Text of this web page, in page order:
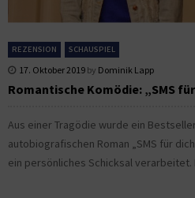
REZENSION SCHAUSPIEL
17. Oktober 2019 by Dominik Lapp
Romantische Komödie: „SMS
Aus einer Tragödie wurde ein
autobiografischen Roman „SMS für
ein persönliches Schicksal verarbeitet.